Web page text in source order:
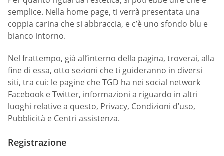
semplice. Nella home page, ti verrà presentata una
coppia carina che si abbraccia, e c’è uno sfondo blu e
bianco intorno.
Nel frattempo, già all’interno della pagina, troverai, alla
fine di essa, otto sezioni che ti guideranno in diversi
siti, tra cui: le pagine che TGD ha nei social network
Facebook e Twitter, informazioni a riguardo in altri
luoghi relative a questo, Privacy, Condizioni d’uso,
Pubblicità e Centri assistenza.
Registrazione